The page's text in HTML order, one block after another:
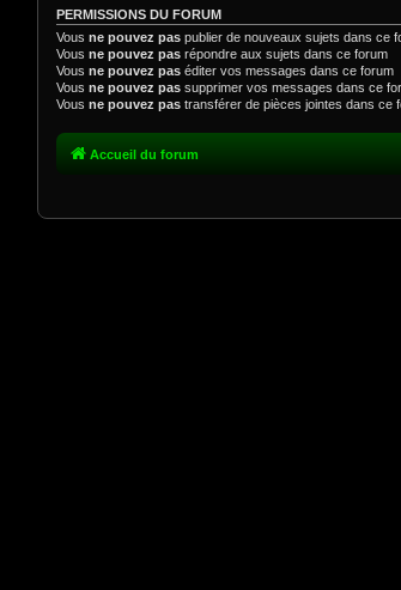
PERMISSIONS DU FORUM
Vous ne pouvez pas publier de nouveaux sujets dans ce
Vous ne pouvez pas répondre aux sujets dans ce forum
Vous ne pouvez pas éditer vos messages dans ce forum
Vous ne pouvez pas supprimer vos messages dans ce
Vous ne pouvez pas transférer de pièces jointes dans ce
Accueil du forum